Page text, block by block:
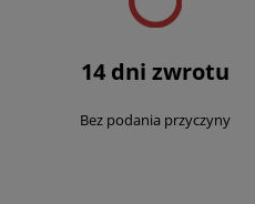
14 dni zwrotu
Bez podania przyczyny